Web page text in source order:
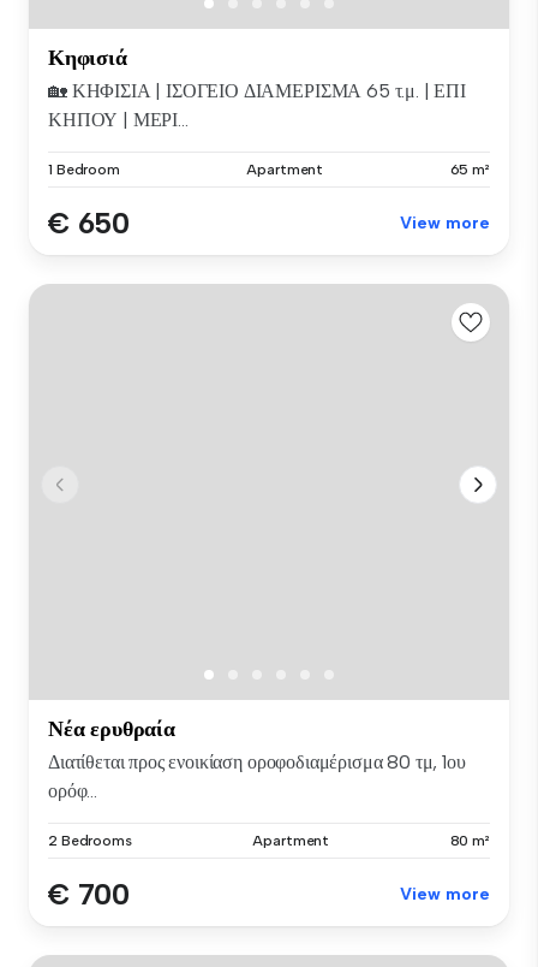
Κηφισιά
🏡 ΚΗΦΙΣΙΑ | ΙΣΟΓΕΙΟ ΔΙΑΜΕΡΙΣΜΑ 65 τ.μ. | ΕΠΙ
ΚΗΠΟΥ | ΜΕΡΙ...
1 Bedroom Apartment 65 m²
€ 650 View more
Νέα ερυθραία
Διατίθεται προς ενοικίαση οροφοδιαμέρισμα 80 τμ, 1ου
ορόφ...
2 Bedrooms Apartment 80 m²
€ 700 View more